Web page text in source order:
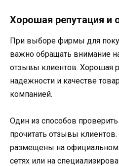
Хорошая репутация и
При выборе фирмы для
важно обращать внимание
отзывы клиентов. Хорошая
надежности и качестве
компанией.
Один из способов
прочитать отзывы
размещены на официальном
сетях или на